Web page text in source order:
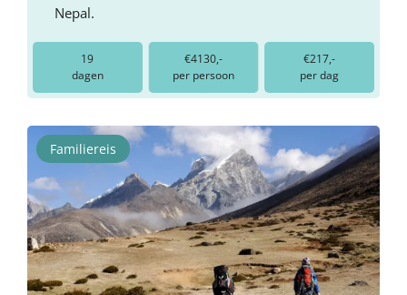
Nepal.
19
dagen
€4130,-
per persoon
€217,-
per dag
Familiereis